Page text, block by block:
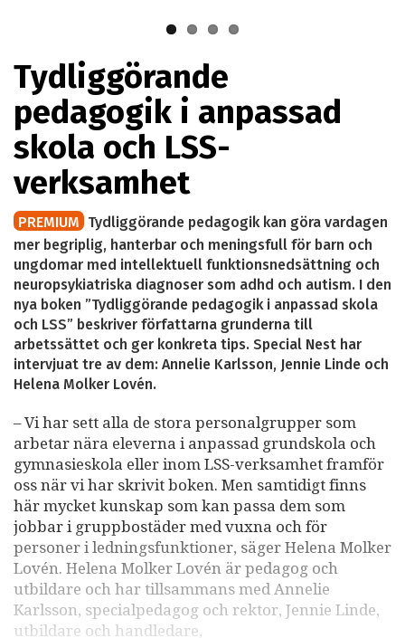
Tydliggörande
pedagogik i anpassad
skola och LSS-
verksamhet
PREMIUM Tydliggörande pedagogik kan göra vardagen
mer begriplig, hanterbar och meningsfull för barn och
ungdomar med intellektuell funktionsnedsättning och
neuropsykiatriska diagnoser som adhd och autism. I den
nya boken ”Tydliggörande pedagogik i anpassad skola
och LSS” beskriver författarna grunderna till
arbetssättet och ger konkreta tips. Special Nest har
intervjuat tre av dem: Annelie Karlsson, Jennie Linde och
Helena Molker Lovén.
– Vi har sett alla de stora personalgrupper som
arbetar nära eleverna i anpassad grundskola och
gymnasieskola eller inom LSS-verksamhet framför
oss när vi har skrivit boken. Men samtidigt finns
här mycket kunskap som kan passa dem som
jobbar i gruppbostäder med vuxna och för
personer i ledningsfunktioner, säger Helena Molker
Lovén. Helena Molker Lovén är pedagog och
utbildare och har tillsammans med Annelie
Karlsson, specialpedagog och rektor, Jennie Linde,
utbildare och handledare,